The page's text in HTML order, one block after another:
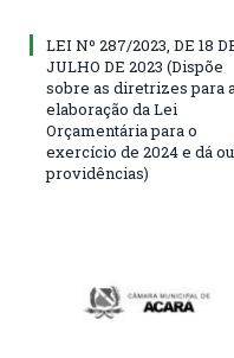
LEI Nº 287/2023, DE 18
JULHO DE 2023 (Dispõe
sobre as diretrizes para
elaboração da Lei
Orçamentária para o
exercício de 2024 e dá
providências)